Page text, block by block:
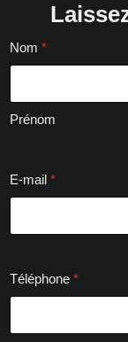
Nom *
Prénom
E-mail *
Téléphone *